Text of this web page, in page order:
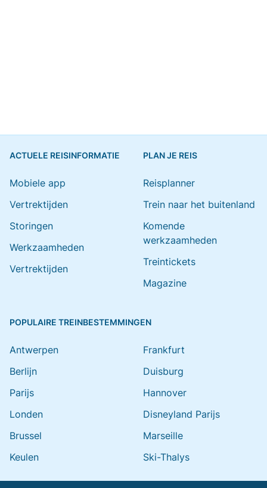
ACTUELE REISINFORMATIE
Mobiele app
Vertrektijden
Storingen
Werkzaamheden
Vertrektijden
PLAN JE REIS
Reisplanner
Trein naar het buitenland
Komende
werkzaamheden
Treintickets
Magazine
POPULAIRE TREINBESTEMMINGEN
Antwerpen
Berlijn
Parijs
Londen
Brussel
Keulen
Frankfurt
Duisburg
Hannover
Disneyland Parijs
Marseille
Ski-Thalys